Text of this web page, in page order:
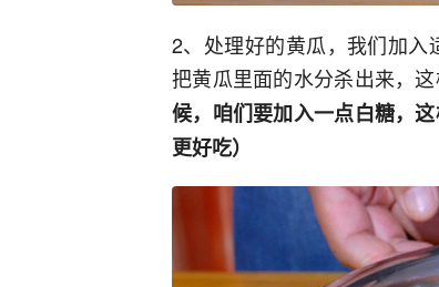
2、处理好的黄瓜，我们加入
把黄瓜里面的水分杀出来，这
候，咱们要加入一点白糖，
更好吃）